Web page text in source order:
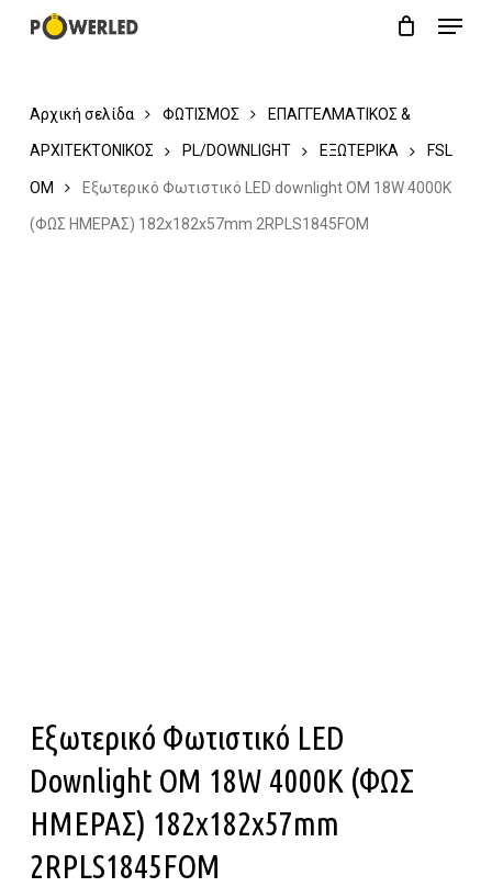
content
Menu
Αρχική σελίδα ΦΩΤΙΣΜΟΣ ΕΠΑΓΓΕΛΜΑΤΙΚΟΣ &
ΑΡΧΙΤΕΚΤΟΝΙΚΟΣ PL/DOWNLIGHT ΕΞΩΤΕΡΙΚΑ FSL
OM Εξωτερικό Φωτιστικό LED downlight OM 18W 4000K
(ΦΩΣ ΗΜΕΡΑΣ) 182x182x57mm 2RPLS1845FOM
Εξωτερικό Φωτιστικό LED
Downlight OM 18W 4000K (ΦΩΣ
ΗΜΕΡΑΣ) 182x182x57mm
2RPLS1845FOM